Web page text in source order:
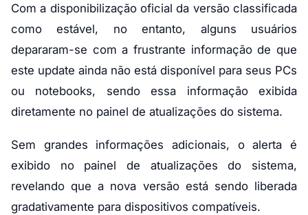
Com a disponibilização oficial da versão classificada
como estável, no entanto, alguns usuários
depararam-se com a frustrante informação de que
este update ainda não está disponível para seus PCs
ou notebooks, sendo essa informação exibida
diretamente no painel de atualizações do sistema.
Sem grandes informações adicionais, o alerta é
exibido no painel de atualizações do sistema,
revelando que a nova versão está sendo liberada
gradativamente para dispositivos compatíveis.